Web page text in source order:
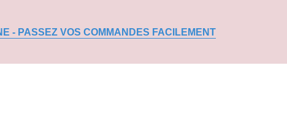
- PASSEZ VOS COMMANDES FACILEMENT